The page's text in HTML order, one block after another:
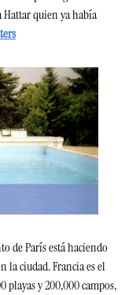
quien ya había
de París está haciendo
la ciudad. Francia es el
y 200,000 campos,